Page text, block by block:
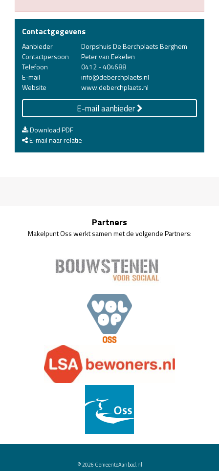
Contactgegevens
Aanbieder
Dorpshuis De Berchplaets Berghem
Contactpersoon
Peter van Eekelen
Telefoon
0412 - 404688
E-mail
info@deberchplaets.nl
Website
www.deberchplaets.nl
E-mail aanbieder
Download PDF
E-mail naar relatie
Partners
Makelpunt Oss werkt samen met de volgende Partners:
© 2026 GemeenteAanbod.nl